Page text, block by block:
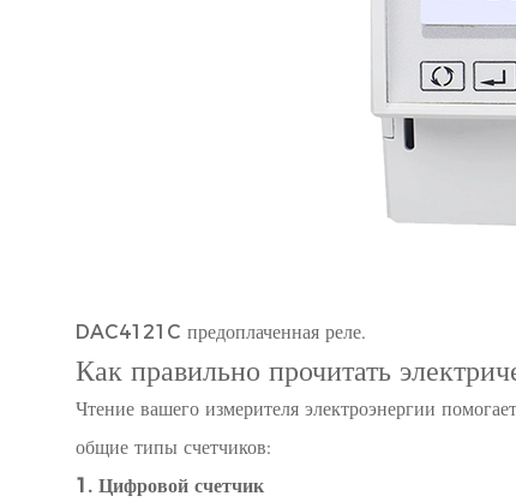
DAC4121C предоплаченная реле.
Как правильно прочитать
Чтение вашего измерителя электроэнергии
общие типы счетчиков:
1. Цифровой счетчик